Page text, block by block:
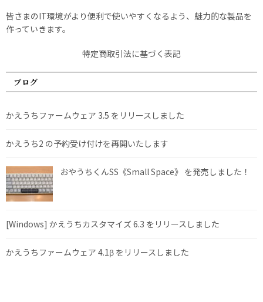
皆さまのIT環境がより便利で使いやすくなるよう、魅力的な製品を
作っていきます。
特定商取引法に基づく表記
ブログ
かえうちファームウェア 3.5 をリリースしました
かえうち2 の予約受け付けを再開いたします
おやうちくんSS《Small Space》 を発売しました！
[Windows] かえうちカスタマイズ 6.3 をリリースしました
かえうちファームウェア 4.1β をリリースしました